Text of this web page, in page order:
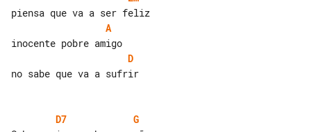
A
D
no sabe que va a sufrir
D7
G